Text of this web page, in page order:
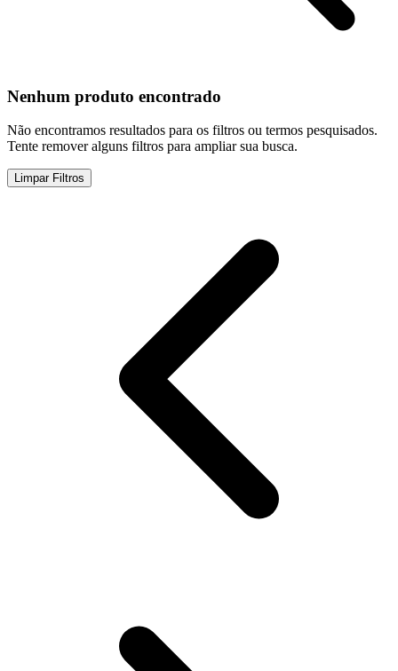
Nenhum produto encontrado
Não encontramos resultados para os filtros ou termos pesquisados.
Tente remover alguns filtros para ampliar sua busca.
Limpar Filtros